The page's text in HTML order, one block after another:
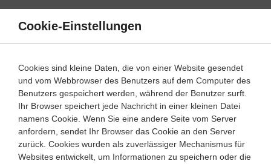
Direkt
Inhalt
Mathematik 10. Klasse ‐ Oberstufe
lokale Extrema
Dauer: 10 Minuten
Empfohlen von
Tutorin Monica
Cookie-Einstellungen
Cookies sind kleine Daten, die von einer Website gesendet
und vom Webbrowser des Benutzers auf dem Computer des
Benutzers gespeichert werden, während der Benutzer surft.
Ihr Browser speichert jede Nachricht in einer kleinen Datei
namens Cookie. Wenn Sie eine andere Seite vom Server
anfordern, sendet Ihr Browser das Cookie an den Server
zurück. Cookies wurden als zuverlässiger Mechanismus für
Websites entwickelt, um Informationen zu speichern oder die